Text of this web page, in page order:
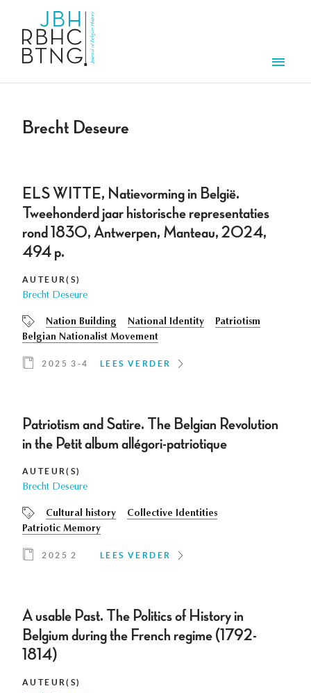
Brecht Deseure
ELS WITTE, Natievorming in België.
Tweehonderd jaar historische representaties
rond 1830, Antwerpen, Manteau, 2024,
494 p.
AUTEUR(S)
Brecht Deseure
Nation Building National Identity
Patriotism
Belgian Nationalist Movement
2025 3-4 LEES VERDER
Patriotism and Satire. The Belgian Revolution
in the Petit album allégori-patriotique
AUTEUR(S)
Brecht Deseure
Cultural history
Collective Identities
Patriotic Memory
2025 2 LEES VERDER
A usable Past. The Politics of History in
Belgium during the French regime (1792-
1814)
AUTEUR(S)